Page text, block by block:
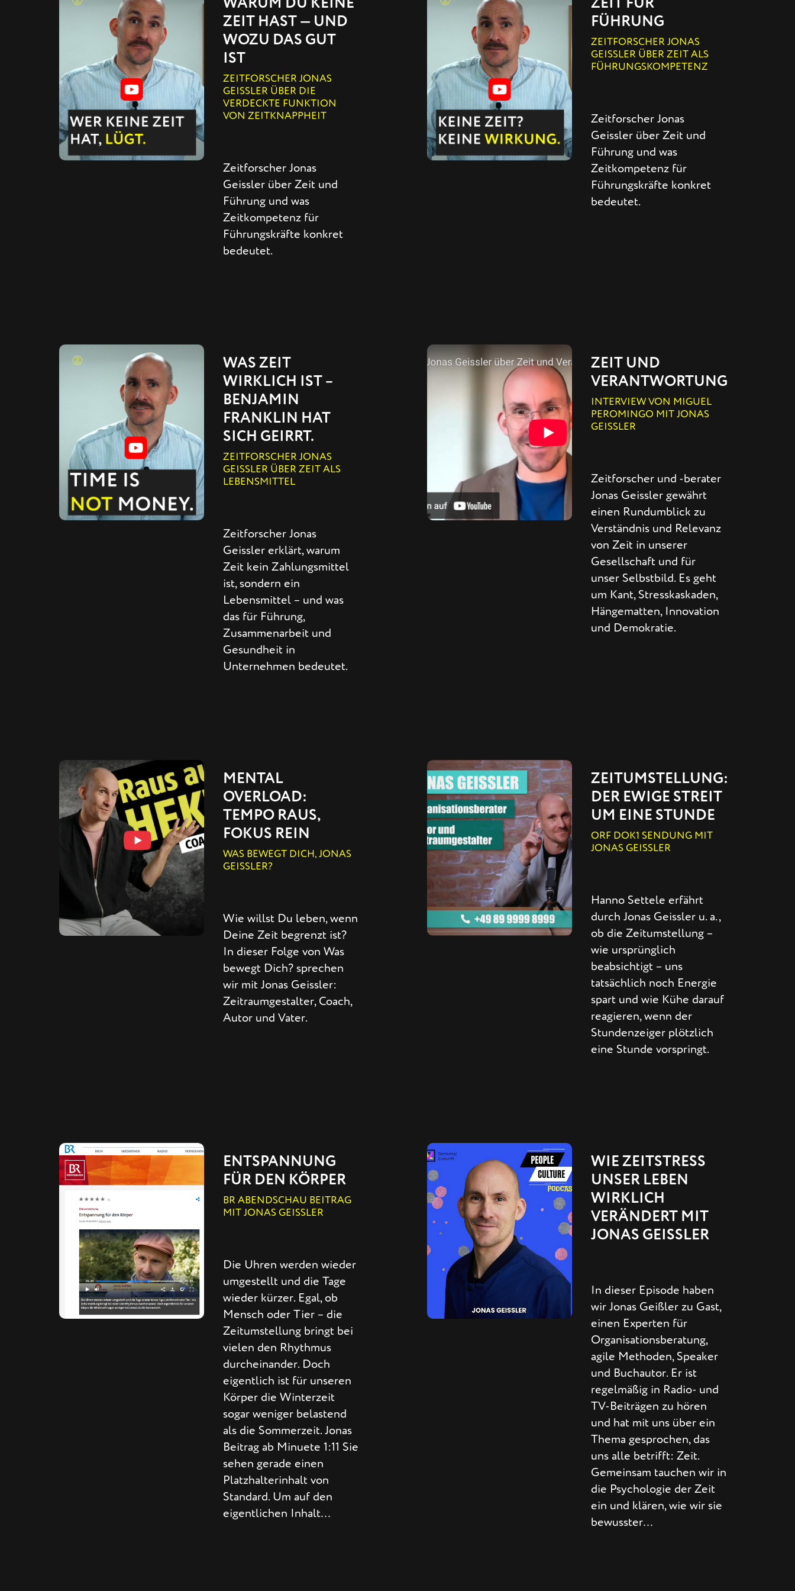
ZEIT HAST — UND
WOZU DAS GUT
IST
ZEITFORSCHER JONAS
GEISSLER ÜBER DIE
VERDECKTE FUNKTION
VON ZEITKNAPPHEIT
Zeitforscher Jonas
Geissler über Zeit und
Führung und was
Zeitkompetenz für
Führungskräfte konkret
bedeutet.
FÜHRUNG
ZEITFORSCHER JONAS
GEISSLER ÜBER ZEIT ALS
FÜHRUNGSKOMPETENZ
Zeitforscher Jonas
Geissler über Zeit und
Führung und was
Zeitkompetenz für
Führungskräfte konkret
bedeutet.
WAS ZEIT
WIRKLICH IST –
BENJAMIN
FRANKLIN HAT
SICH GEIRRT.
ZEITFORSCHER JONAS
GEISSLER ÜBER ZEIT ALS
LEBENSMITTEL
Zeitforscher Jonas
Geissler erklärt, warum
Zeit kein Zahlungsmittel
ist, sondern ein
Lebensmittel – und was
das für Führung,
Zusammenarbeit und
Gesundheit in
Unternehmen bedeutet.
ZEIT UND
VERANTWORTUNG
INTERVIEW VON MIGUEL
PEROMINGO MIT JONAS
GEISSLER
Zeitforscher und -berater
Jonas Geissler gewährt
einen Rundumblick zu
Verständnis und Relevanz
von Zeit in unserer
Gesellschaft und für
unser Selbstbild. Es geht
um Kant, Stresskaskaden,
Hängematten, Innovation
und Demokratie.
MENTAL
OVERLOAD:
TEMPO RAUS,
FOKUS REIN
WAS BEWEGT DICH, JONAS
GEISSLER?
Wie willst Du leben, wenn
Deine Zeit begrenzt ist?
In dieser Folge von Was
bewegt Dich? sprechen
wir mit Jonas Geissler:
Zeitraumgestalter, Coach,
Autor und Vater.
ZEITUMSTELLUNG:
DER EWIGE STREIT
UM EINE STUNDE
ORF DOK1 SENDUNG MIT
JONAS GEISSLER
Hanno Settele erfährt
durch Jonas Geissler u. a.,
ob die Zeitumstellung –
wie ursprünglich
beabsichtigt – uns
tatsächlich noch Energie
spart und wie Kühe darauf
reagieren, wenn der
Stundenzeiger plötzlich
eine Stunde vorspringt.
ENTSPANNUNG
FÜR DEN KÖRPER
BR ABENDSCHAU BEITRAG
MIT JONAS GEISSLER
Die Uhren werden wieder
umgestellt und die Tage
wieder kürzer. Egal, ob
Mensch oder Tier – die
Zeitumstellung bringt bei
vielen den Rhythmus
durcheinander. Doch
eigentlich ist für unseren
Körper die Winterzeit
sogar weniger belastend
als die Sommerzeit. Jonas
Beitrag ab Minuete 1:11 Sie
sehen gerade einen
Platzhalterinhalt von
Standard. Um auf den
eigentlichen Inhalt…
WIE ZEITSTRESS
UNSER LEBEN
WIRKLICH
VERÄNDERT MIT
JONAS GEISSLER
In dieser Episode haben
wir Jonas Geißler zu Gast,
einen Experten für
Organisationsberatung,
agile Methoden, Speaker
und Buchautor. Er ist
regelmäßig in Radio- und
TV-Beiträgen zu hören
und hat mit uns über ein
Thema gesprochen, das
uns alle betrifft: Zeit.
Gemeinsam tauchen wir in
die Psychologie der Zeit
ein und klären, wie wir sie
bewusster…